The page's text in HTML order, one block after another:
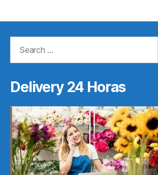
Delivery 24 Horas